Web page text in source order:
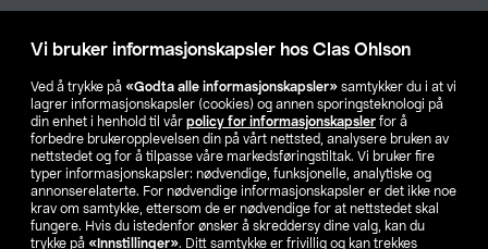
Vi bruker informasjonskapsler hos Clas Ohlson
Ved å trykke på «Godta alle informasjonskapsler» samtykker du i at vi
lagrer informasjonskapsler (cookies) og annen sporingsteknologi på
din enhet i henhold til vår policy for informasjonskapsler for å
forbedre brukeropplevelsen din på vårt nettsted, analysere bruken av
nettstedet og for å tilpasse våre markedsføringstiltak. Vi bruker fire
typer informasjonskapsler: nødvendige, funksjonelle, analytiske og
annonserelaterte. For nødvendige informasjonskapsler er det ikke noe
krav om samtykke, ettersom de er nødvendige for at nettstedet skal
fungere. Hvis du istedenfor ønsker å skreddersy dine valg, kan du
trykke på «Innstillinger». Ditt samtykke er frivillig og kan trekkes
Våre selskaper
Finn din butikk
SE NO FI